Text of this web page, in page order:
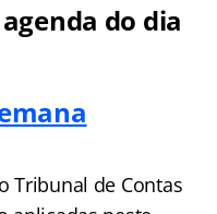
do dia
Tribunal de Contas